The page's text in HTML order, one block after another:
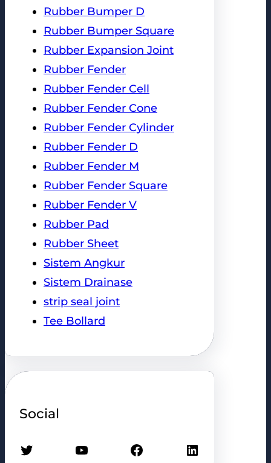
Rubber Bumper D
Rubber Bumper Square
Rubber Expansion Joint
Rubber Fender
Rubber Fender Cell
Rubber Fender Cone
Rubber Fender Cylinder
Rubber Fender D
Rubber Fender M
Rubber Fender Square
Rubber Fender V
Rubber Pad
Rubber Sheet
Sistem Angkur
Sistem Drainase
strip seal joint
Tee Bollard
Social
Twitter YouTube Facebook LinkedIn